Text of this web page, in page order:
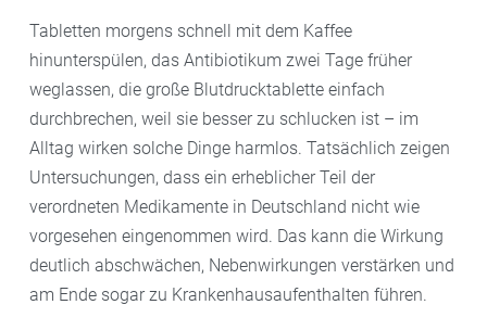
Tabletten morgens schnell mit dem Kaffee
hinunterspülen, das Antibiotikum zwei Tage früher
weglassen, die große Blutdrucktablette einfach
durchbrechen, weil sie besser zu schlucken ist – im
Alltag wirken solche Dinge harmlos. Tatsächlich zeigen
Untersuchungen, dass ein erheblicher Teil der
verordneten Medikamente in Deutschland nicht wie
vorgesehen eingenommen wird. Das kann die Wirkung
deutlich abschwächen, Nebenwirkungen verstärken und
am Ende sogar zu Krankenhausaufenthalten führen.